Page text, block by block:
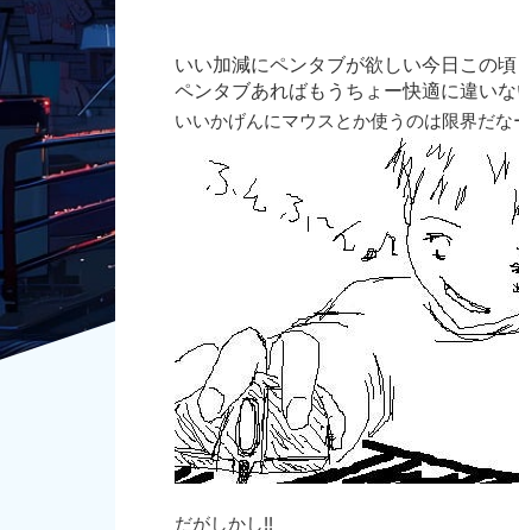
いい加減にペンタブが欲しい今日この頃
ペンタブあればもうちょー快適に違いな
いいかげんにマウスとか使うのは限界だな
だがしかし!!